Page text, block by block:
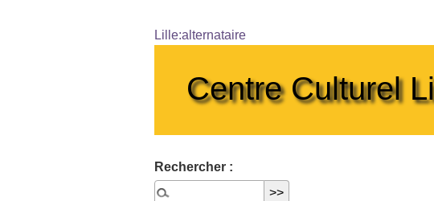
Lille:alternataire
Centre Culturel
Rechercher :